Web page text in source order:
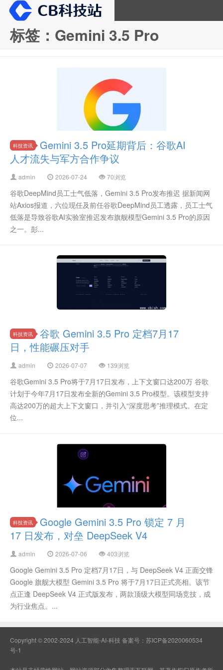
标签：Gemini 3.5 Pro
科技资讯
Gemini 3.5 Pro延期背后：谷歌AI
人才流失与军方合作争议
admin 2026-07-24 70浏览
谷歌DeepMind员工士气低落，Gemini 3.5 Pro发布推迟 据新闻网
站Axios报道，六位现任及前任谷歌DeepMind员工透露，员工士气
低落是导致谷歌AI实验室推迟发布旗舰模型Gemini 3.5 Pro的原因
之一。彭...
科技资讯
谷歌 Gemini 3.5 Pro 定档7月17
日，性能碾压对手
admin 2026-07-07 139浏览
谷歌Gemini 3.5 Pro将于7月17日发布，上下文窗口达200万 谷歌
计划于今年7月17日发布全新的Gemini 3.5 Pro模型。该模型支持
高达200万的超大上下文窗口，并引入“深度思考”推理模式。在定
位...
科技资讯
Google Gemini 3.5 Pro 锁定 7 月
17 日发布，对垒 DeepSeek V4
admin 2026-07-06 403浏览
Google Gemini 3.5 Pro 定档7月17日，与 DeepSeek V4 正面交锋
Google 旗舰大模型 Gemini 3.5 Pro 将于7月17日正式亮相。该节
点正逢 DeepSeek V4 正式版发布，两款顶级大模型同场竞技，成
为行业焦点。...
Copyright © 2002-2024 人工智能-AI-科技 备案号： 苏ICP备2020060534
号-1